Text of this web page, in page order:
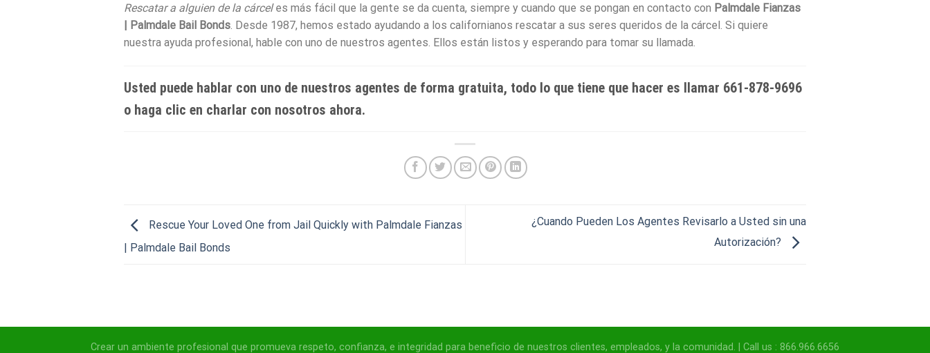
Rescatar a alguien de la cárceles más fácil que la gente se da cuenta, siempre y cuando que se pongan en contacto con Palmdale Fianzas
| Palmdale Bail Bonds. Desde 1987, hemos estado ayudando a los californianos rescatar a sus seres queridos de la cárcel. Si quiere
nuestra ayuda profesional, hable con uno de nuestros agentes. Ellos están listos y esperando para tomar su llamada.
Usted puede hablar con uno de nuestros agentes de forma gratuita, todo lo que tiene que hacer es llamar 661-878-9696
o haga clic en charlar con nosotros ahora.
Rescue Your Loved One from Jail Quickly with Palmdale Fianzas
| Palmdale Bail Bonds
¿Cuando Pueden Los Agentes Revisarlo a Usted sin una
Autorización?
Crear un ambiente profesional que promueva respeto, confianza, e integridad para beneficio de nuestros clientes, empleados, y la comunidad. | Call us : 866.966.6656